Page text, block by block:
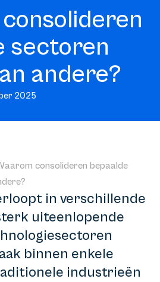
sectoren
andere?
2025
consolideren bepaalde
in verschillende
uiteenlopende
binnen enkele
industrieën